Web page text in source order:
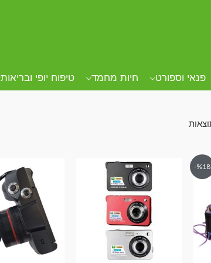
פנאי וספורט חיות מחמד טיפוח יופי ובריאות
%18-